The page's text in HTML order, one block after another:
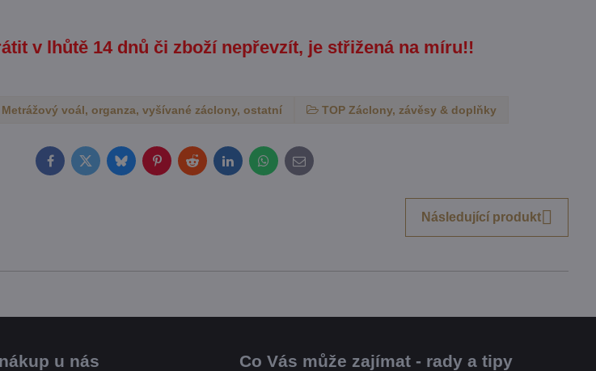
v lhůtě 14 dnů či zboží nepřevzít, je střižená na míru!!
Metrážový voál, organza, vyšívané záclony, ostatní TOP Záclony, závěsy & doplňky
FacebookTwitterBlueskyPinterestRedditLinkedInWhatsApp
E-
mail
Následující produkt
u nás Co Vás může zajímat - rady a tipy